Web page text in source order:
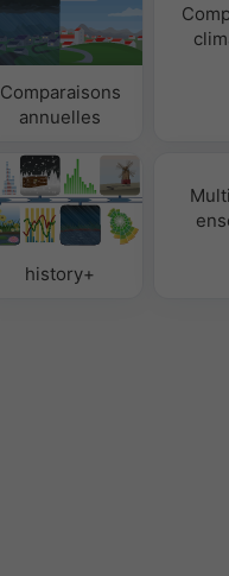
Comparaisons
annuelles
history+